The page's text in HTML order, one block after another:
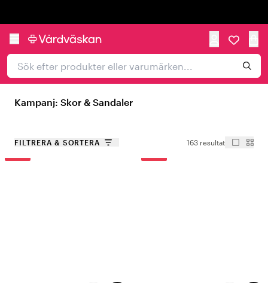
Kampanj: Skor & Sandaler
FILTRERA & SORTERA 163 resultat